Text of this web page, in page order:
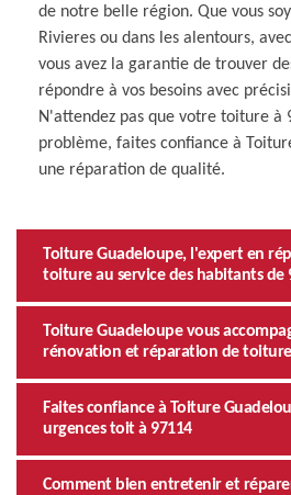
de notre belle région. Que vous
Rivieres ou dans les alentours,
vous avez la garantie de trouver
répondre à vos besoins avec
N'attendez pas que votre toiture à
problème, faites confiance à
une réparation de qualité.
Toiture Guadeloupe, l'expert en
toiture au service des habitants de
Toiture Guadeloupe vous
rénovation et réparation de
Faites confiance à Toiture
urgences toit à 97114
Comment bien entretenir et